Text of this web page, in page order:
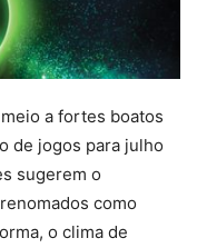
a fortes boatos
de jogos para julho
sugerem o
como
o clima de